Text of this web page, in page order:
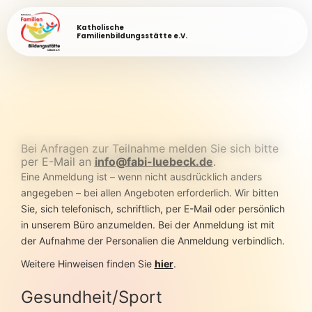
Katholische
Familienbildungsstätte e.V.
Bei Anfragen zur Teilnahme melden Sie sich bitte
per E-Mail an info@fabi-luebeck.de.
Eine Anmeldung ist – wenn nicht ausdrücklich anders
angegeben – bei allen Angeboten erforderlich. Wir bitten
Sie, sich telefonisch, schriftlich, per E-Mail oder persönlich
in unserem Büro anzumelden. Bei der Anmeldung ist mit
der Aufnahme der Personalien die Anmeldung verbindlich.
Weitere Hinweisen finden Sie hier.
Gesundheit/Sport